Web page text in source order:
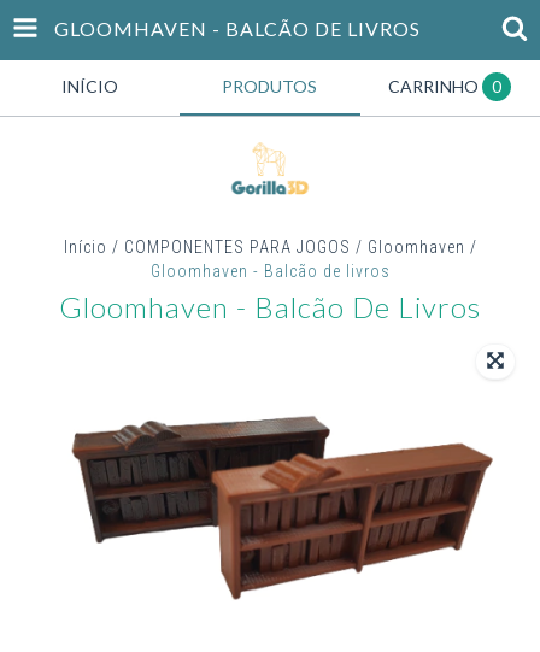
GLOOMHAVEN - BALCÃO DE LIVROS
INÍCIO PRODUTOS CARRINHO 0
Início / COMPONENTES PARA JOGOS / Gloomhaven /
Gloomhaven - Balcão de livros
Gloomhaven - Balcão De Livros